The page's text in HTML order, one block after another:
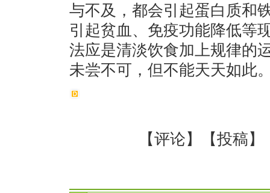
与不及，都会引起蛋白质和
引起贫血、免疫功能降低等
法应是清淡饮食加上规律的
未尝不可，但不能天天如此
【评论 】【投稿 】